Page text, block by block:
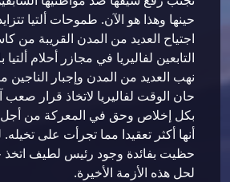
حينها وهذا هو الآن. طموحات ألتيا
اجتياح العديد من المدن القريبة من
التابعين لفاليريا في مجازر أحلام
نهب العديد من المدن وإجبار الناجين
حان الوقت لفاليريا لاتخاذ قرار صعب
بكل إخلاص وحق في المعركة من أجل
أنها أكثر تعقيدا مما تجرأت على
حظيت بفائدة وجود رئيس لطيف
لحل هذه الأزمة الأخيرة.